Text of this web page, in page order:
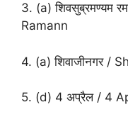
3. (a) शिवसुब्रमण्यम
Ramann
4. (a) शिवाजीनगर /
5. (d) 4 अप्रैल / 4